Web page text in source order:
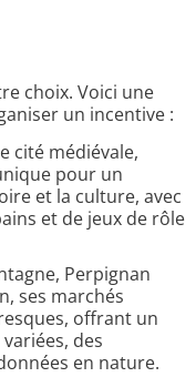
choix. Voici une
un incentive :
cité médiévale,
pour un
et la culture, avec
et de jeux de rôle
Perpignan
ses marchés
offrant un
des
en nature.